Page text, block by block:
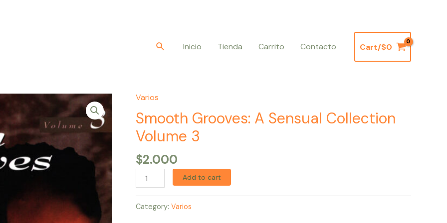
BuscarInicio Tienda Carrito Contacto Cart/$0
Varios
Smooth Grooves: A Sensual Collection
Volume 3
$2.000
Smooth
Grooves:
A
Sensual
Collection
Volume
quantity
Add to cart
Category: Varios